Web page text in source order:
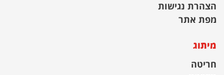
הצהרת נגישות
מפת אתר
מיתוג
חריטה